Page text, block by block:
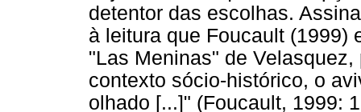
detentor das escolhas.
à leitura que Foucault (1999)
"Las Meninas" de
contexto sócio-histórico, o
olhado [...]" (Foucault, 1999: